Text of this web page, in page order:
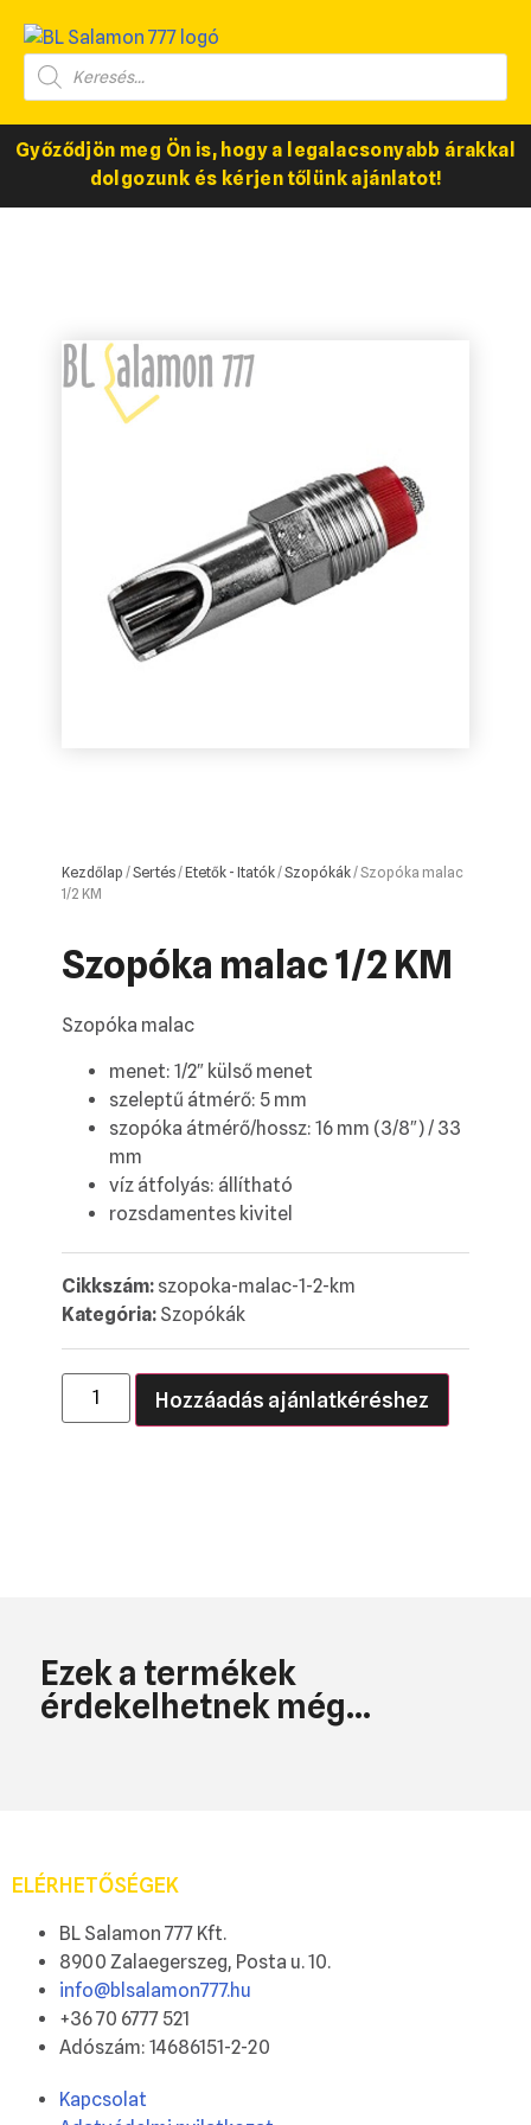
Győződjön meg Ön is, hogy a legalacsonyabb árakkal
dolgozunk és kérjen tőlünk ajánlatot!
Kezdőlap /Sertés/Etetők - Itatók/Szopókák/ Szopóka malac
1/2 KM
Szopóka malac 1/2 KM
Szopóka malac
menet: 1/2″ külső menet
szeleptű átmérő: 5 mm
szopóka átmérő/hossz: 16 mm (3/8″) / 33
mm
víz átfolyás: állítható
rozsdamentes kivitel
Cikkszám: szopoka-malac-1-2-km
Kategória: Szopókák
Hozzáadás ajánlatkéréshez
Ezek a termékek
érdekelhetnek még...
ELÉRHETŐSÉGEK
BL Salamon 777 Kft.
8900 Zalaegerszeg, Posta u. 10.
info@blsalamon777.hu
+36 70 6777 521
Adószám: 14686151-2-20
Kapcsolat